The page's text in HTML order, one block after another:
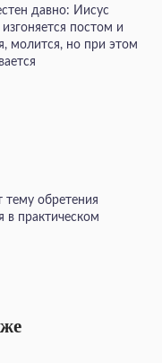
давно: Иисус
постом и
молится, но при этом
тему обретения
в практическом